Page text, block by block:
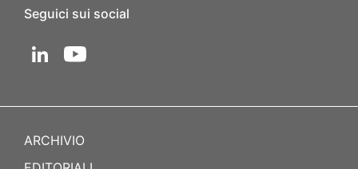
Seguici sui social
ARCHIVIO